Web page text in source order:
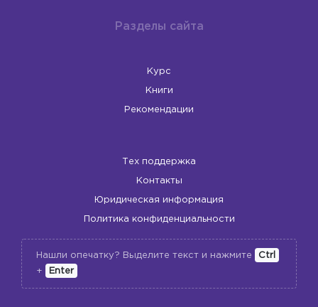
Разделы сайта
Курс
Книги
Рекомендации
Тех поддержка
Контакты
Юридическая информация
Политика конфиденциальности
Нашли опечатку? Выделите текст и нажмите
Ctrl
+
Enter